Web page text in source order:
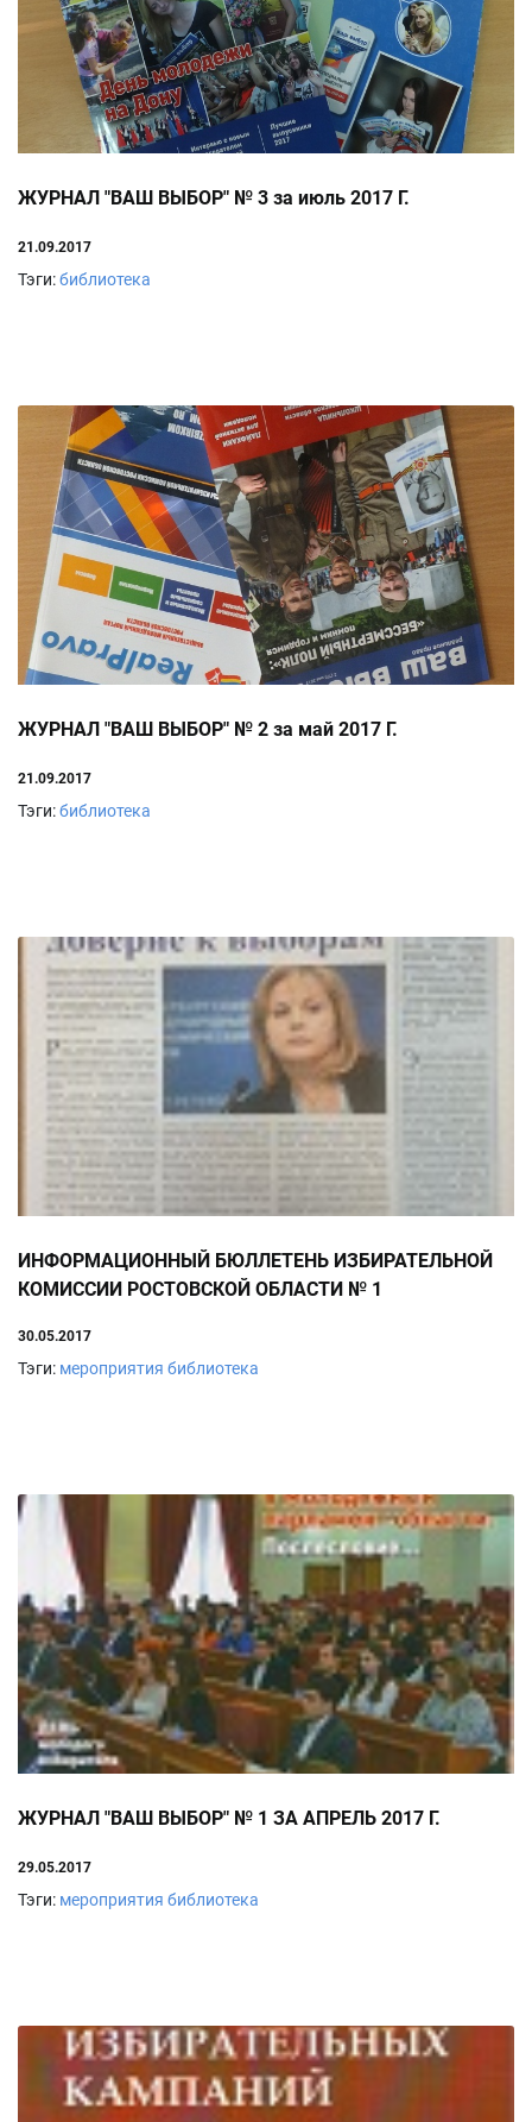
ЖУРНАЛ "ВАШ ВЫБОР" № 3 за июль 2017 Г.
21.09.2017
Тэги:библиотека
ЖУРНАЛ "ВАШ ВЫБОР" № 2 за май 2017 Г.
21.09.2017
Тэги:библиотека
ИНФОРМАЦИОННЫЙ БЮЛЛЕТЕНЬ ИЗБИРАТЕЛЬНОЙ
КОМИССИИ РОСТОВСКОЙ ОБЛАСТИ № 1
30.05.2017
Тэги: мероприятия библиотека
ЖУРНАЛ "ВАШ ВЫБОР" № 1 ЗА АПРЕЛЬ 2017 Г.
29.05.2017
Тэги: мероприятия библиотека